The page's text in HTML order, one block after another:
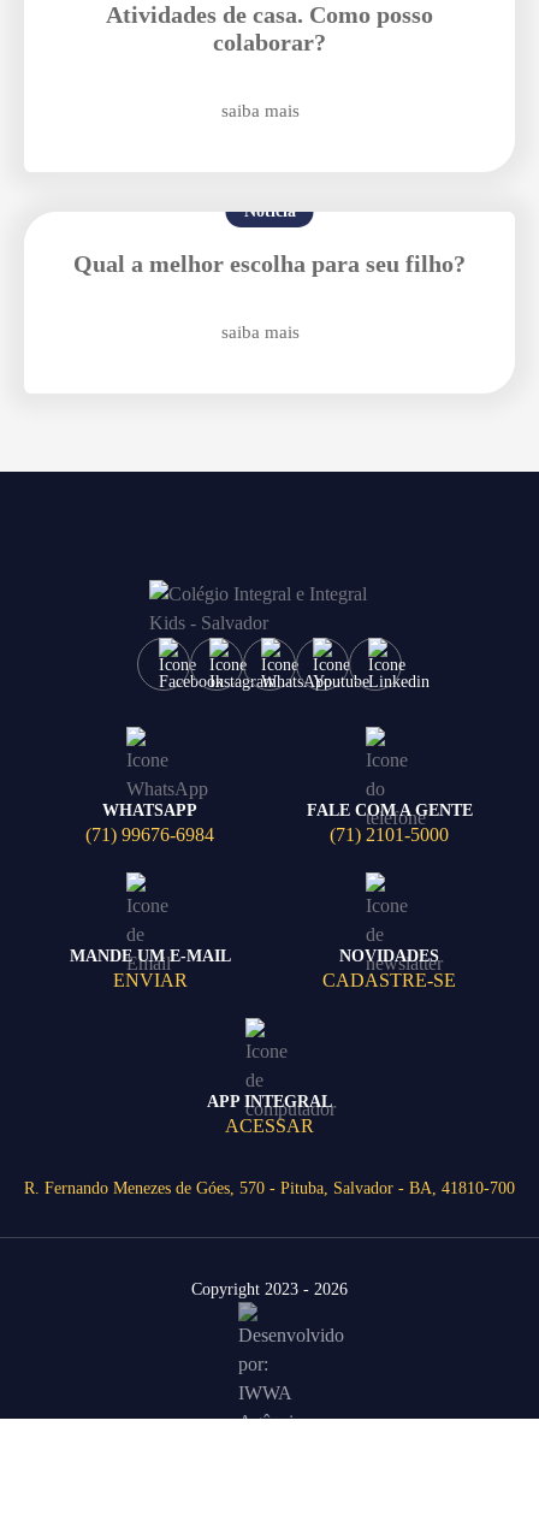
Atividades de casa. Como posso
colaborar?
saiba mais
Notícia
Qual a melhor escolha para seu filho?
saiba mais
WHATSAPP
(71) 99676-6984
FALE COM A GENTE
(71) 2101-5000
MANDE UM E-MAIL
ENVIAR
NOVIDADES
CADASTRE-SE
APP INTEGRAL
ACESSAR
R. Fernando Menezes de Góes, 570 - Pituba, Salvador - BA, 41810-700
Copyright 2023 - 2026